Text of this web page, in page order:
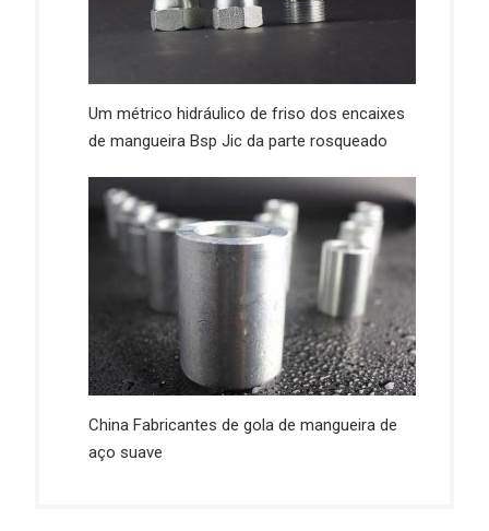
Um métrico hidráulico de friso dos encaixes
de mangueira Bsp Jic da parte rosqueado
China Fabricantes de gola de mangueira de
aço suave